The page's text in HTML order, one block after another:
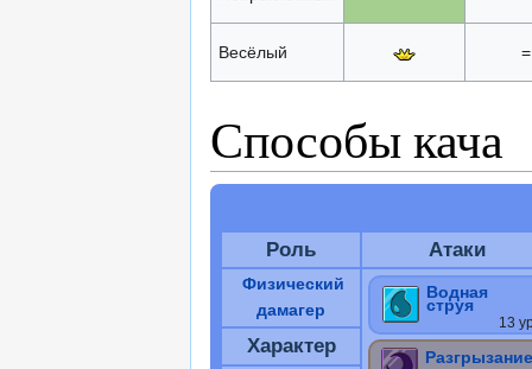
Весёлый =
Способы кача
Роль Атаки
Физический
дамагер
Водная
струя
13
Разгрызание
Характер